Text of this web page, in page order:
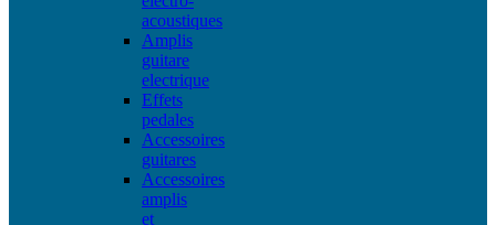
acoustiques
Amplis
guitare
electrique
Effets
pedales
Accessoires
guitares
Accessoires
amplis
et